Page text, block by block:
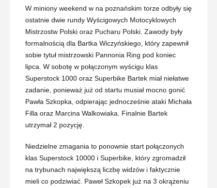
W miniony weekend w na poznańskim torze odbyły się
ostatnie dwie rundy Wyścigowych Motocyklowych
Mistrzostw Polski oraz Pucharu Polski. Zawody były
formalnością dla Bartka Wiczyńskiego, który zapewnił
sobie tytuł mistrzowski Pannonia Ring pod koniec
lipca. W sobotę w połączonym wyścigu klas
Superstock 1000 oraz Superbike Bartek miał niełatwe
zadanie, ponieważ już od startu musiał mocno gonić
Pawła Szkopka, odpierając jednocześnie ataki Michała
Filla oraz Marcina Walkowiaka. Finalnie Bartek
utrzymał 2 pozycję.
Niedzielne zmagania to ponownie start połączonych
klas Superstock 10000 i Superbike, który zgromadził
na trybunach największą liczbę widzów i faktycznie
mieli co podziwiać. Paweł Szkopek już na 3 okrążeniu